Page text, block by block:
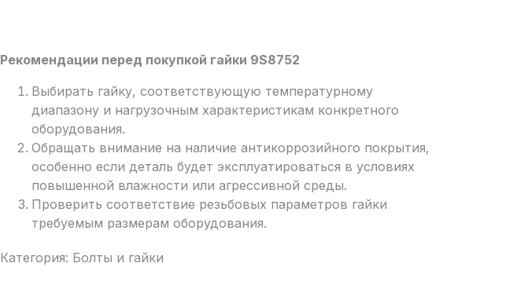
Рекомендации перед покупкой гайки 9S8752
Выбирать гайку, соответствующую температурному
диапазону и нагрузочным характеристикам конкретного
оборудования.
Обращать внимание на наличие антикоррозийного покрытия,
особенно если деталь будет эксплуатироваться в условиях
повышенной влажности или агрессивной среды.
Проверить соответствие резьбовых параметров гайки
требуемым размерам оборудования.
Категория: Болты и гайки